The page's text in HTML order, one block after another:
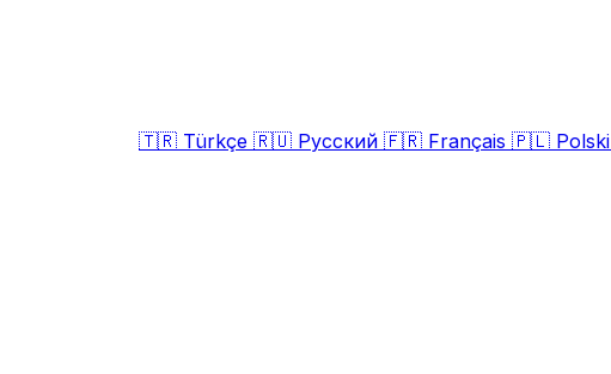
🇹🇷 Türkçe 🇷🇺 Русский 🇫🇷 Français 🇵🇱 Polski